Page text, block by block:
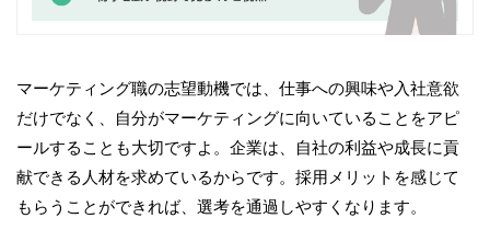
マーケティング職の志望動機では、仕事への興味や入社意欲
だけでなく、自分がマーケティングに向いていることをアピ
ールすることも大切ですよ。企業は、自社の利益や成長に貢
献できる人材を求めているからです。採用メリットを感じて
もらうことができれば、選考を通過しやすくなります。